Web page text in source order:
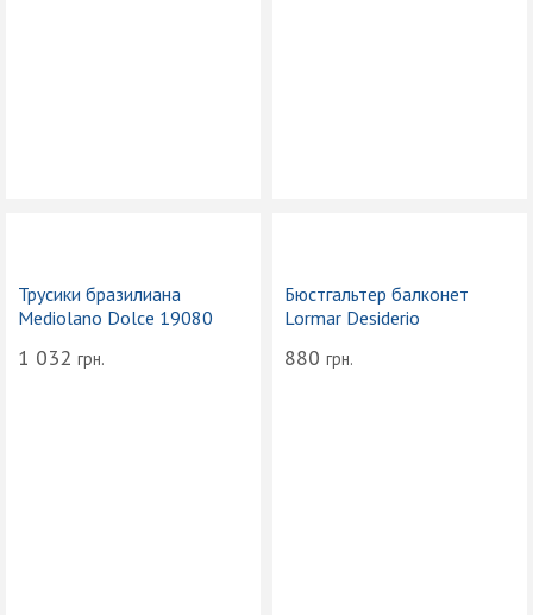
Трусики бразилиана
Mediolano Dolce 19080
1 032 грн.
Бюстгальтер балконет
Lormar Desiderio
880 грн.